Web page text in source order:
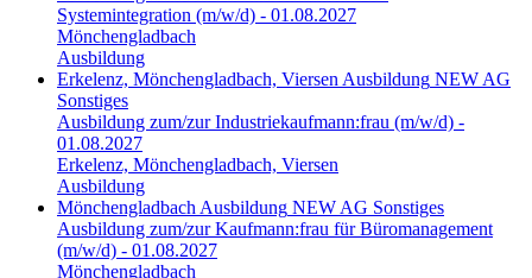
Systemintegration (m/w/d) - 01.08.2027
Mönchengladbach
Ausbildung
Erkelenz, Mönchengladbach, Viersen Ausbildung NEW AG
Sonstiges
Ausbildung zum/zur Industriekaufmann:frau (m/w/d) -
01.08.2027
Erkelenz, Mönchengladbach, Viersen
Ausbildung
Mönchengladbach Ausbildung NEW AG Sonstiges
Ausbildung zum/zur Kaufmann:frau für Büromanagement
(m/w/d) - 01.08.2027
Mönchengladbach